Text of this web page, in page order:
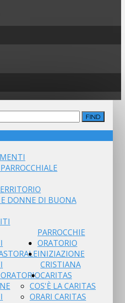
FIND
DONNE DI BUONA
PARROCCHIE
ORATORIO
INIZIAZIONE
CRISTIANA
CARITAS
COS'È LA CARITAS
ORARI CARITAS